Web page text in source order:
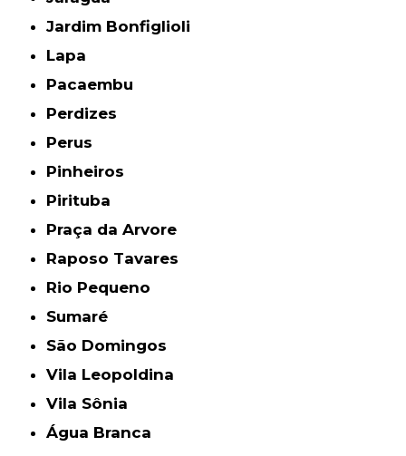
Jardim Bonfiglioli
Lapa
Pacaembu
Perdizes
Perus
Pinheiros
Pirituba
Praça da Arvore
Raposo Tavares
Rio Pequeno
Sumaré
São Domingos
Vila Leopoldina
Vila Sônia
Água Branca